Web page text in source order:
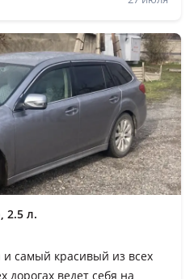
доволен машиной,
позитивные отзывы.
динамика, маневренность,
качество,
не пожалеете, стоит
живой экзепляр не
2.5 л.
самый красивый из всех
дорогах ведет себя на